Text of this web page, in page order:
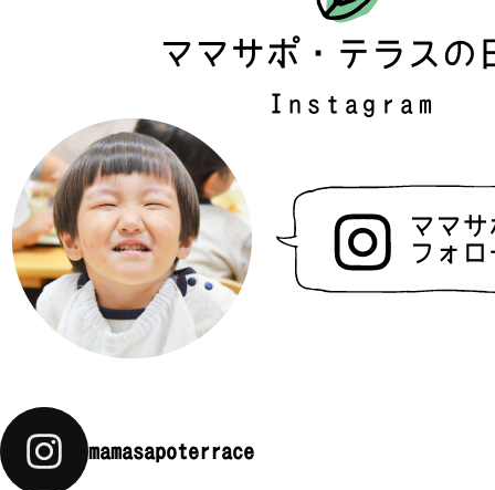
ママサポ・テラスの
Instagram
ママ
フォ
mamasapoterrace